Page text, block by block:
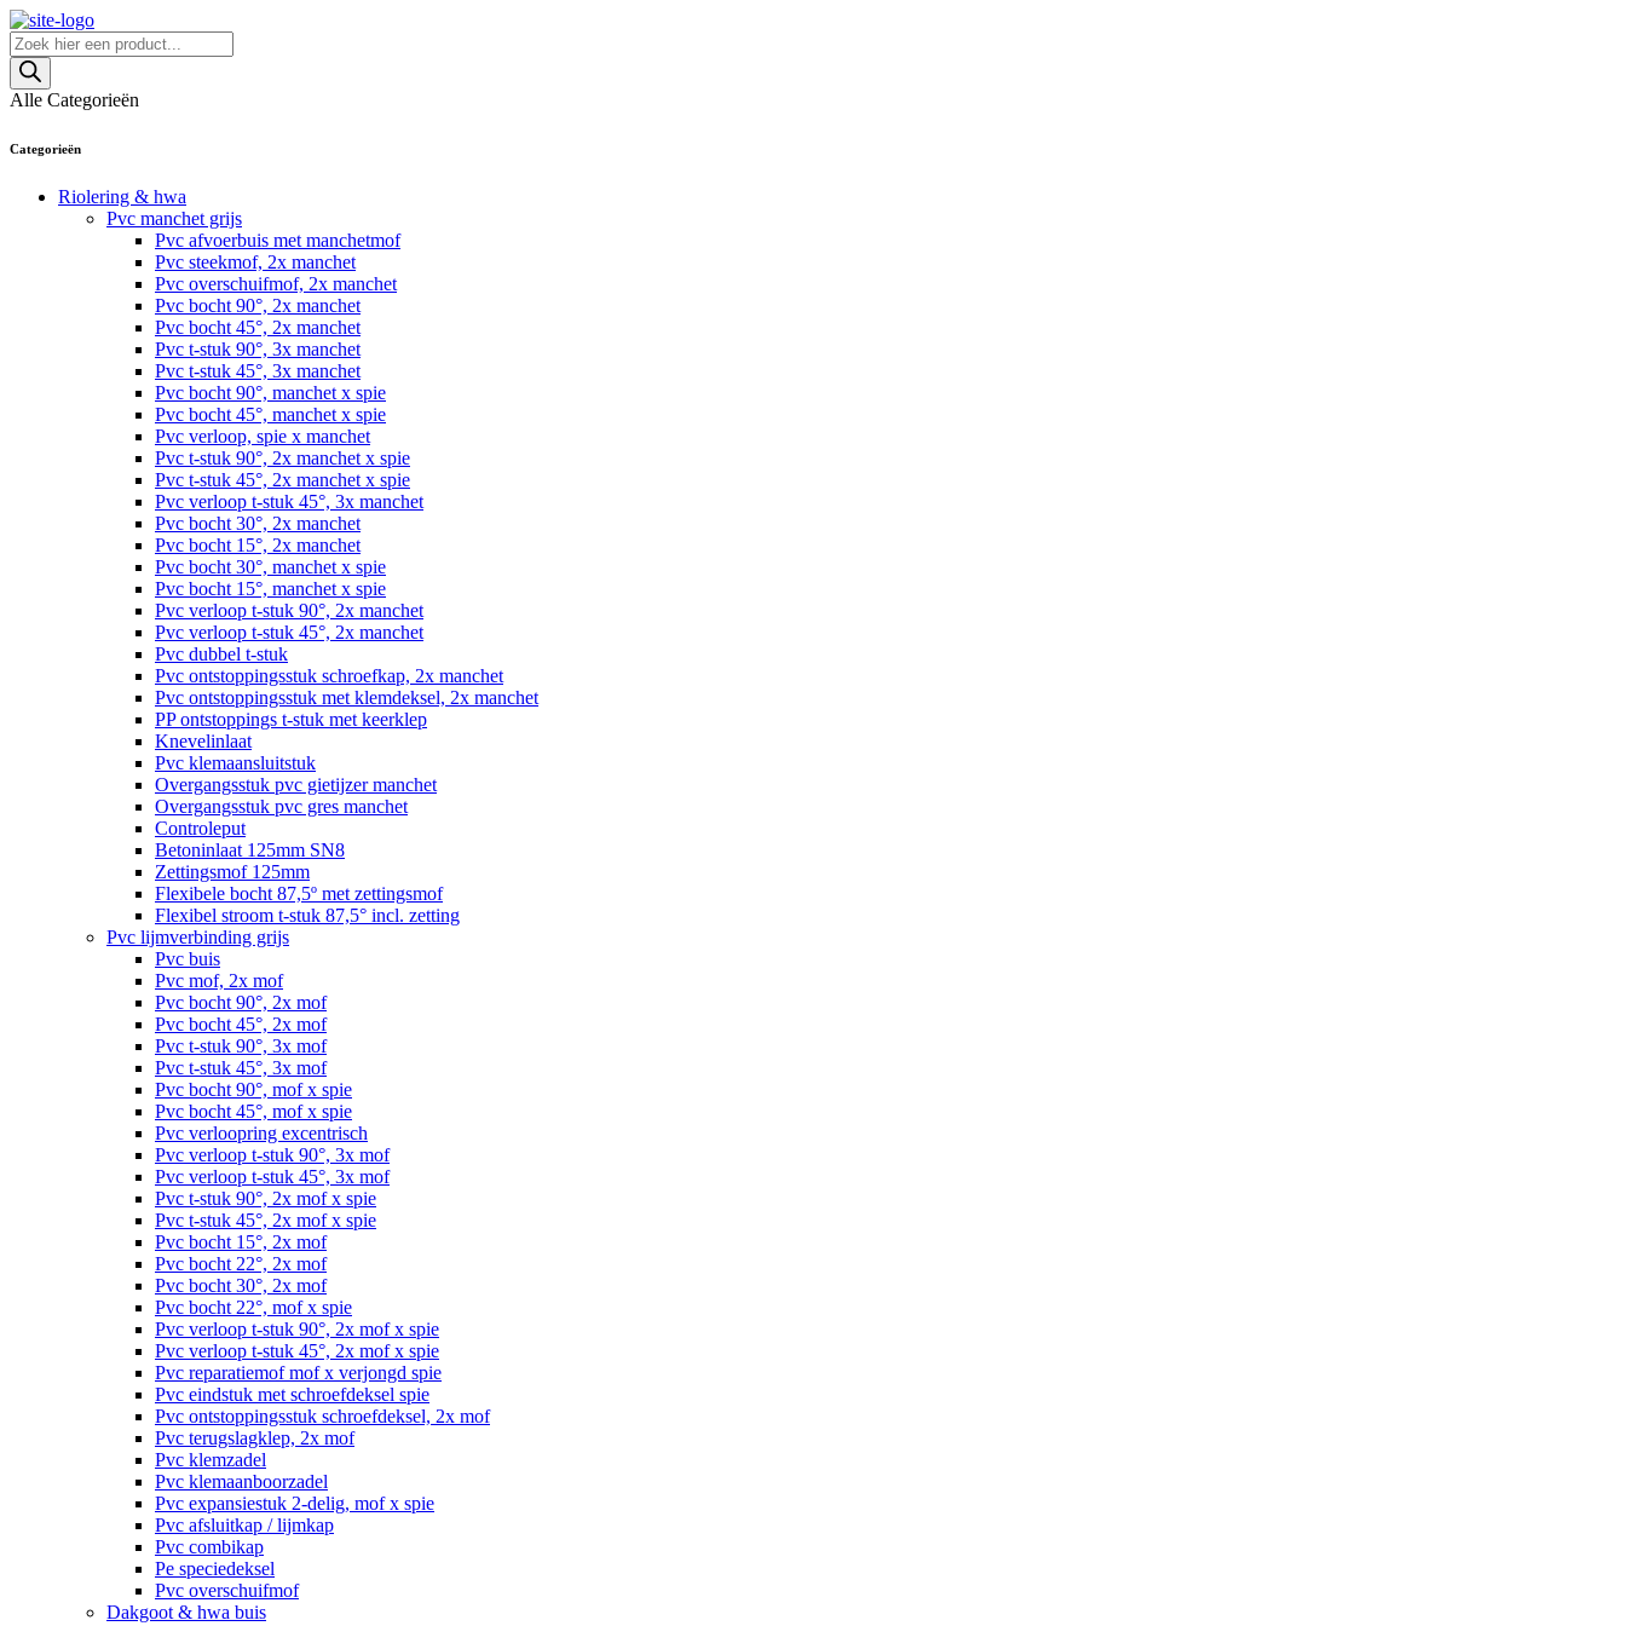
Skip
to
content
Producten
zoeken
Alle Categorieën
Categorieën
Riolering & hwa
Pvc manchet grijs
Pvc afvoerbuis met manchetmof
Pvc steekmof, 2x manchet
Pvc overschuifmof, 2x manchet
Pvc bocht 90°, 2x manchet
Pvc bocht 45°, 2x manchet
Pvc t-stuk 90°, 3x manchet
Pvc t-stuk 45°, 3x manchet
Pvc bocht 90°, manchet x spie
Pvc bocht 45°, manchet x spie
Pvc verloop, spie x manchet
Pvc t-stuk 90°, 2x manchet x spie
Pvc t-stuk 45°, 2x manchet x spie
Pvc verloop t-stuk 45°, 3x manchet
Pvc bocht 30°, 2x manchet
Pvc bocht 15°, 2x manchet
Pvc bocht 30°, manchet x spie
Pvc bocht 15°, manchet x spie
Pvc verloop t-stuk 90°, 2x manchet
Pvc verloop t-stuk 45°, 2x manchet
Pvc dubbel t-stuk
Pvc ontstoppingsstuk schroefkap, 2x manchet
Pvc ontstoppingsstuk met klemdeksel, 2x manchet
PP ontstoppings t-stuk met keerklep
Knevelinlaat
Pvc klemaansluitstuk
Overgangsstuk pvc gietijzer manchet
Overgangsstuk pvc gres manchet
Controleput
Betoninlaat 125mm SN8
Zettingsmof 125mm
Flexibele bocht 87,5º met zettingsmof
Flexibel stroom t-stuk 87,5° incl. zetting
Pvc lijmverbinding grijs
Pvc buis
Pvc mof, 2x mof
Pvc bocht 90°, 2x mof
Pvc bocht 45°, 2x mof
Pvc t-stuk 90°, 3x mof
Pvc t-stuk 45°, 3x mof
Pvc bocht 90°, mof x spie
Pvc bocht 45°, mof x spie
Pvc verloopring excentrisch
Pvc verloop t-stuk 90°, 3x mof
Pvc verloop t-stuk 45°, 3x mof
Pvc t-stuk 90°, 2x mof x spie
Pvc t-stuk 45°, 2x mof x spie
Pvc bocht 15°, 2x mof
Pvc bocht 22°, 2x mof
Pvc bocht 30°, 2x mof
Pvc bocht 22°, mof x spie
Pvc verloop t-stuk 90°, 2x mof x spie
Pvc verloop t-stuk 45°, 2x mof x spie
Pvc reparatiemof mof x verjongd spie
Pvc eindstuk met schroefdeksel spie
Pvc ontstoppingsstuk schroefdeksel, 2x mof
Pvc terugslagklep, 2x mof
Pvc klemzadel
Pvc klemaanboorzadel
Pvc expansiestuk 2-delig, mof x spie
Pvc afsluitkap / lijmkap
Pvc combikap
Pe speciedeksel
Pvc overschuifmof
Dakgoot & hwa buis